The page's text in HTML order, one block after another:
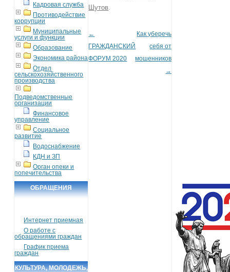
Кадровая служба
Противодействие
коррупции
Муниципальные
услуги и функции
Образование
Экономика района
Отдел
сельскохозяйственного
производства
Подведомственные
организации
Финансовое
управление
Социальное
развитие
Водоснабжение
КДН и ЗП
Орган опеки и
попечительства
ОБРАЩЕНИЯ
Интернет приемная
О работе с
обращениями граждан
График приема
граждан
КУЛЬТУРА, МОЛОДЕЖЬ,
Шутов
Post navigation
←
ГРАЖДАНСКИЙ
ФОРУМ 2020
Как уберечь
себя от
мошенников
→